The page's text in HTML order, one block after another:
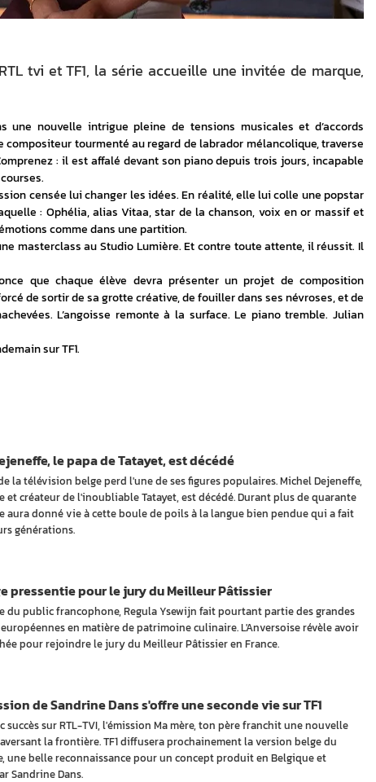
tvi et TF1, la série accueille une invitée de marque,
une nouvelle intrigue pleine de tensions musicales et d’accords
compositeur tourmenté au regard de labrador mélancolique, traverse
: il est affalé devant son piano depuis trois jours, incapable
censée lui changer les idées. En réalité, elle lui colle une popstar
: Ophélia, alias Vitaa, star de la chanson, voix en or massif et
comme dans une partition.
masterclass au Studio Lumière. Et contre toute attente, il réussit. Il
que chaque élève devra présenter un projet de composition
de sortir de sa grotte créative, de fouiller dans ses névroses, et de
L’angoisse remonte à la surface. Le piano tremble. Julian
sur TF1.
la télévision belge perd l'une de ses figures populaires. Michel Dejeneffe,
et créateur de l'inoubliable Tatayet, est décédé. Durant plus de quarante
aura donné vie à cette boule de poils à la langue bien pendue qui a fait
générations.
le papa de Tatayet, est décédé
du public francophone, Regula Ysewijn fait pourtant partie des grandes
en matière de patrimoine culinaire. L'Anversoise révèle avoir
pour rejoindre le jury du Meilleur Pâtissier en France.
pressentie pour le jury du Meilleur Pâtissier
succès sur RTL-TVI, l'émission Ma mère, ton père franchit une nouvelle
la frontière. TF1 diffusera prochainement la version belge du
une belle reconnaissance pour un concept produit en Belgique et
Sandrine Dans.
de Sandrine Dans s'offre une seconde vie sur TF1